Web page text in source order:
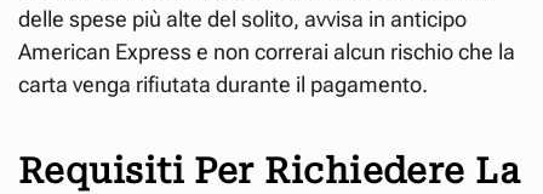
delle spese più alte del solito, avvisa in anticipo
American Express e non correrai alcun rischio che la
carta venga rifiutata durante il pagamento.
Requisiti Per Richiedere La